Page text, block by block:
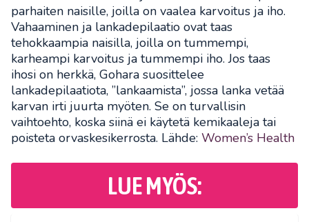
parhaiten naisille, joilla on vaalea karvoitus ja iho.
Vahaaminen ja lankadepilaatio ovat taas
tehokkaampia naisilla, joilla on tummempi,
karheampi karvoitus ja tummempi iho. Jos taas
ihosi on herkkä, Gohara suosittelee
lankadepilaatiota, ”lankaamista”, jossa lanka vetää
karvan irti juurta myöten. Se on turvallisin
vaihtoehto, koska siinä ei käytetä kemikaaleja tai
poisteta orvaskesikerrosta. Lähde: Women’s Health
LUE MYÖS: